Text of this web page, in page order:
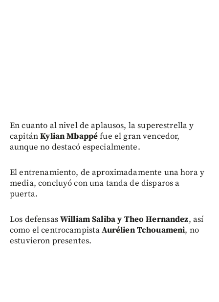
En cuanto al nivel de aplausos, la superestrella y
capitánKylian Mbappéfue el gran vencedor,
aunque no destacó especialmente.
El entrenamiento, de aproximadamente una hora y
media, concluyó con una tanda de disparos a
puerta.
Los defensasWilliam Saliba y Theo Hernandez, así
como el centrocampistaAurélien Tchouameni, no
estuvieron presentes.